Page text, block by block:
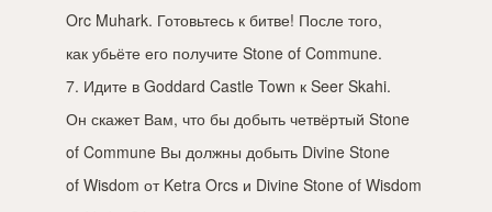
Orc Muhark. Готовьтесь к битве! После того,
как убьёте его получите Stone of Commune.
7. Идите в Goddard Castle Town к Seer Skahi.
Он скажет Вам, что бы добыть четвёртый Stone
of Commune Вы должны добыть Divine Stone
of Wisdom от Ketra Orcs и Divine Stone of Wisdom